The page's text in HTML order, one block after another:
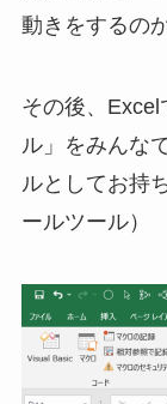
動きをするの
その後、
ル」をみんな
ルとしてお持
ールツール）